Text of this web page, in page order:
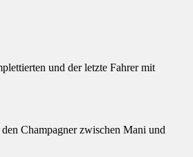
und der letzte Fahrer mit
Champagner zwischen Mani und